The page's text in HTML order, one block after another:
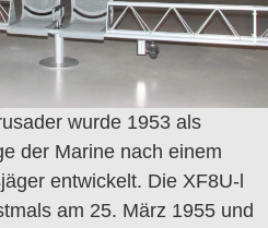
wurde 1953 als
der Marine nach einem
entwickelt. Die XF8U-l
am 25. März 1955 und